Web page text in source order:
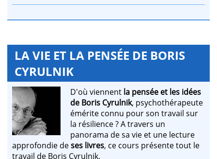
LA VIE ET LA PENSÉE DE BORIS
CYRULNIK
D'où viennent la pensée et les idées
de Boris Cyrulnik, psychothérapeute
émérite connu pour son travail sur
la résilience ? A travers un
panorama de sa vie et une lecture
approfondie deses livres, ce cours présente tout le
travail de Boris Cyrulnik.